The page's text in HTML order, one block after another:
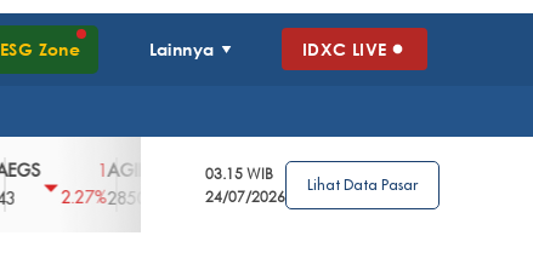
ESG Zone Lainnya IDXC LIVE
2.27% 2850
100
3.39%
AGRO
4
2.63%
AGRS
62
0%
03.15 WIB
24/07/2026
Lihat Data Pasar